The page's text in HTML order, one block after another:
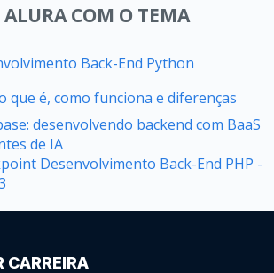
COM O TEMA
Back-End Python
que é, como funciona e diferenças
desenvolvendo backend com BaaS
de IA
Desenvolvimento Back-End PHP -
CARREIRA